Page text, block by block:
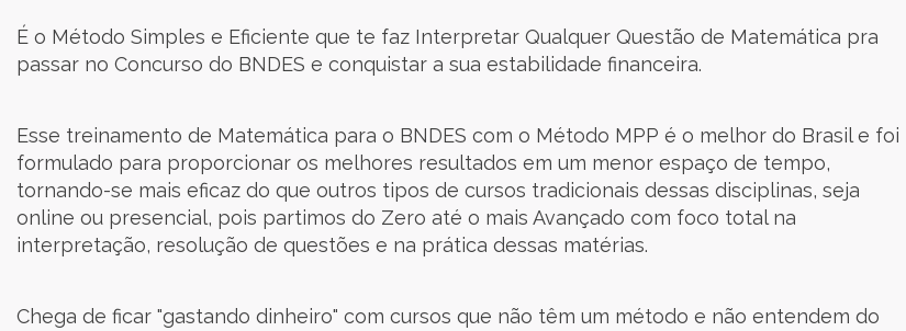
É o Método Simples e Eficiente que te faz Interpretar Qualquer Questão de Matemática pra
passar no Concurso do BNDES e conquistar a sua estabilidade financeira.
Esse treinamento de Matemática para o BNDES com o Método MPP é o melhor do Brasil e foi
formulado para proporcionar os melhores resultados em um menor espaço de tempo,
tornando-se mais eficaz do que outros tipos de cursos tradicionais dessas disciplinas, seja
online ou presencial, pois partimos do Zero até o mais Avançado com foco total na
interpretação, resolução de questões e na prática dessas matérias.
Chega de ficar "gastando dinheiro" com cursos que não têm um método e não entendem do